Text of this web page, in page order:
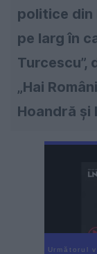
politice din
pe larg în
Turcescu”,
„Hai
Hoandră și
Următorul